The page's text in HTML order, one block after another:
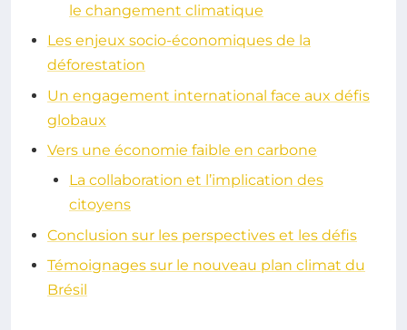
le changement climatique
Les enjeux socio-économiques de la
déforestation
Un engagement international face aux défis
globaux
Vers une économie faible en carbone
La collaboration et l’implication des
citoyens
Conclusion sur les perspectives et les défis
Témoignages sur le nouveau plan climat du
Brésil